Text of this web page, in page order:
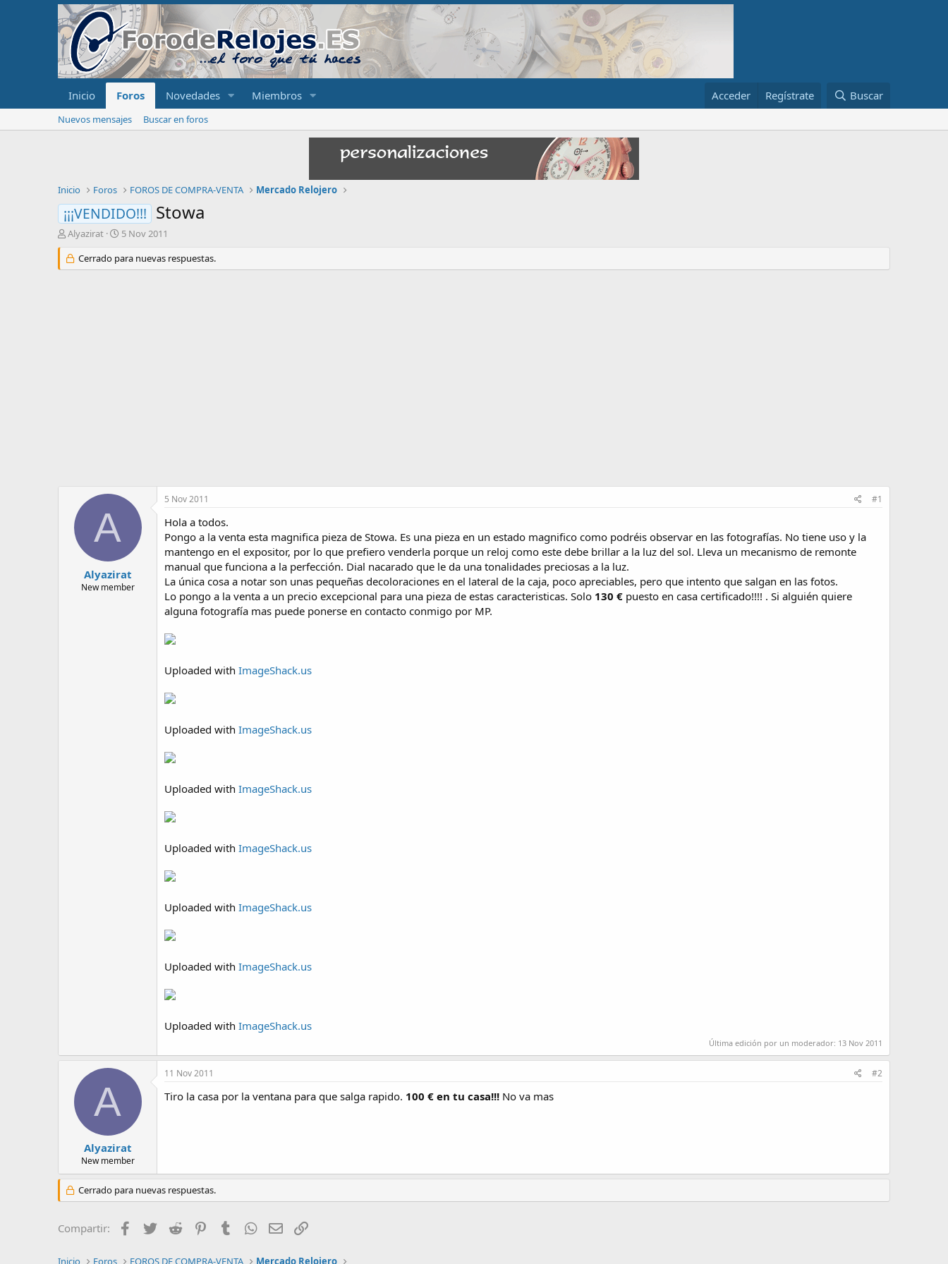
Inicio Foros Novedades Miembros Acceder Regístrate Buscar
Nuevos mensajes Buscar en foros
Inicio Foros FOROS DE COMPRA-VENTA Mercado Relojero
¡¡¡VENDIDO!!! Stowa
I
i
c
Alyazirat
F
c
h
5 Nov 2011
Cerrado para nuevas respuestas.
A
Alyazirat
New member
5 Nov 2011 #1
Hola a todos.
Pongo a la venta esta magnifica pieza de Stowa. Es una pieza en un estado magnifico como podréis observar en las fotografías. No tiene uso y la
mantengo en el expositor, por lo que prefiero venderla porque un reloj como este debe brillar a la luz del sol. Lleva un mecanismo de remonte
manual que funciona a la perfección. Dial nacarado que le da una tonalidades preciosas a la luz.
La única cosa a notar son unas pequeñas decoloraciones en el lateral de la caja, poco apreciables, pero que intento que salgan en las fotos.
Lo pongo a la venta a un precio excepcional para una pieza de estas caracteristicas. Solo 130 € puesto en casa certificado!!!! . Si alguién quiere
alguna fotografía mas puede ponerse en contacto conmigo por MP.
Uploaded with ImageShack.us
Uploaded with ImageShack.us
Uploaded with ImageShack.us
Uploaded with ImageShack.us
Uploaded with ImageShack.us
Uploaded with ImageShack.us
Uploaded with ImageShack.us
Última edición por un moderador: 13 Nov 2011
A
Alyazirat
New member
11 Nov 2011 #2
Tiro la casa por la ventana para que salga rapido. 100 € en tu casa!!! No va mas
Cerrado para nuevas respuestas.
Compartir: Facebook
Twitter Reddit PinterestTumblrWhatsApp
Email
Inicio Foros FOROS DE COMPRA-VENTA Mercado Relojero